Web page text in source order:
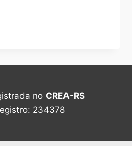
no CREA-RS
234378